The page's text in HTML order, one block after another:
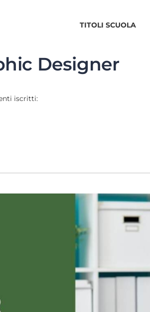
TITOLI SCUOLA
Designer
iscritti: